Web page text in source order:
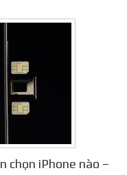
vì hiện tại nhà
kỹ sư viễn
một số nước
thậm chí tại Mỹ
được".